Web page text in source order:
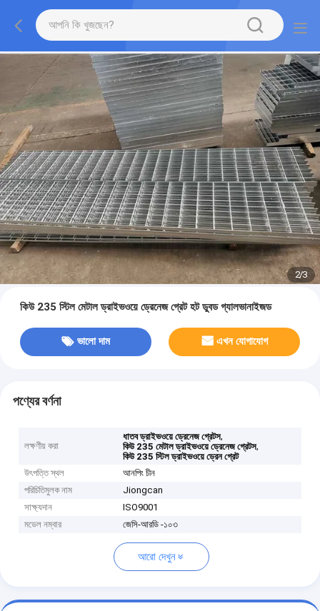
2/3
কিউ 235 স্টিল মেটাল ড্রাইভওয়ে ড্রেনেজ গ্রেট হট ডুবড গ্যালভানাইজড
ভালো দাম এখন যোগাযোগ
পণ্যের বর্ণনা
লক্ষণীয় করা
ধাতব ড্রাইভওয়ে ড্রেনেজ গ্রেটস,
কিউ 235 মেটাল ড্রাইভওয়ে ড্রেনেজ গ্রেটস,
কিউ 235 স্টিল ড্রাইভওয়ে ড্রেন গ্রেট
উৎপত্তি স্থল
আনপিং চীন
পরিচিতিমুলক নাম
Jiongcan
সাক্ষ্যদান
ISO9001
মডেল নম্বার
জেসি-আরডি -১০৩
আরো দেখুন